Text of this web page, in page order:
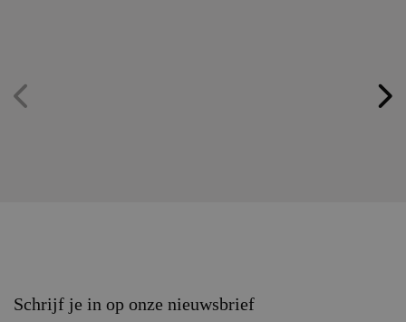
Schrijf je in op onze nieuwsbrief